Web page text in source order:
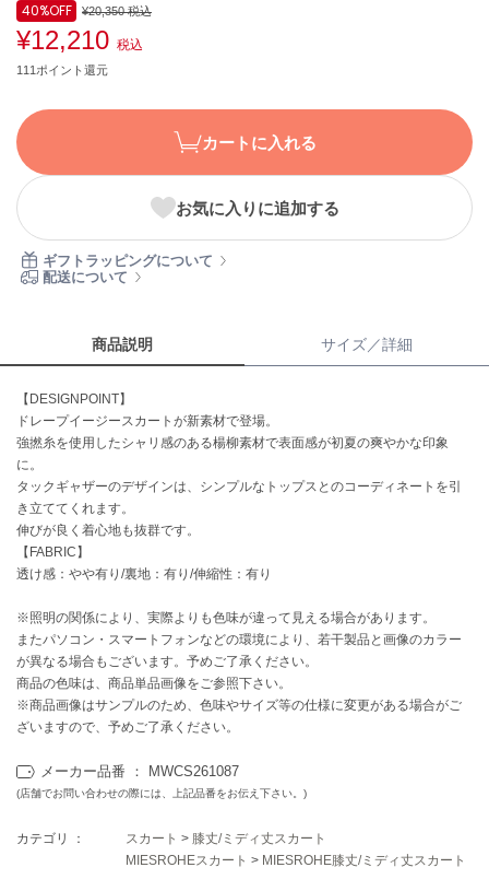
Ballelite
バレリット
バンドリヤー
Barbour
バブアー
Beyond Closet
ビヨンドクローゼット
カルバン・クライン
セルフォード
célon
セロン
Clarks Premium
クラークス
CODE A
COLE HAAN
コール ハーン
CONVERSE
コンバース
DANSKIN
40%OFF ¥20,350税込
¥12,210 税込
111ポイント還元
カートに入れる
お気に入りに追加する
ギフトラッピングについて
配送について
商品説明 サイズ／詳細
【DESIGNPOINT】
ドレープイージースカートが新素材で登場。
強撚糸を使用したシャリ感のある楊柳素材で表面感が初夏の爽やかな印象
に。
タックギャザーのデザインは、シンプルなトップスとのコーディネートを引
き立ててくれます。
伸びが良く着心地も抜群です。
【FABRIC】
透け感：やや有り/裏地：有り/伸縮性：有り
※照明の関係により、実際よりも色味が違って見える場合があります。
またパソコン・スマートフォンなどの環境により、若干製品と画像のカラー
が異なる場合もございます。予めご了承ください。
商品の色味は、商品単品画像をご参照下さい。
※商品画像はサンプルのため、色味やサイズ等の仕様に変更がある場合がご
ざいますので、予めご了承ください。
メーカー品番 ： MWCS261087
(店舗でお問い合わせの際には、上記品番をお伝え下さい。)
カテゴリ ： スカート > 膝丈/ミディ丈スカート
MIESROHEスカート > MIESROHE膝丈/ミディ丈スカート